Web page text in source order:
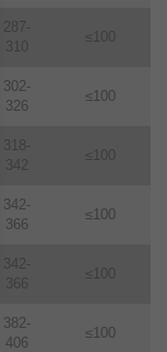
287-
310
≤100
302-
326
≤100
318-
342
≤100
342-
366
≤100
342-
366
≤100
382-
406
≤100